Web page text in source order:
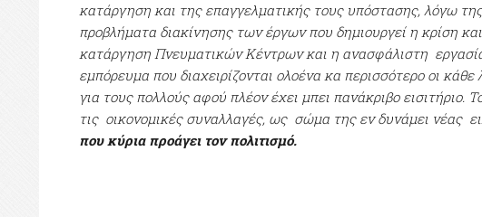
κατάργηση και της επαγγελματικής τους υπόστασης, λόγω
προβλήματα διακίνησης των έργων που δημιουργεί η κρίση
κατάργηση Πνευματικών Κέντρων και η ανασφάλιστη
εμπόρευμα που διαχειρίζονται ολοένα κα περισσότερο οι
για τους πολλούς αφού πλέον έχει μπει πανάκριβο
τις οικονομικές συναλλαγές, ως σώμα της εν δυνάμει νέας
που κύρια προάγει τον πολιτισμό.